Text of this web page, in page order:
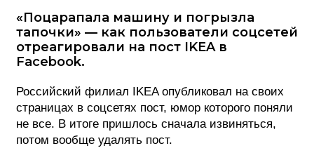
«Поцарапала машину и погрызла
тапочки» — как пользователи соцсетей
отреагировали на пост IKEA в
Facebook.
Российский филиал IKEA опубликовал на своих
страницах в соцсетях пост, юмор которого поняли
не все. В итоге пришлось сначала извиняться,
потом вообще удалять пост.
КРЕАТИВА
ТЕХНОЛОГИИ
ФЕСТИВАЛИ